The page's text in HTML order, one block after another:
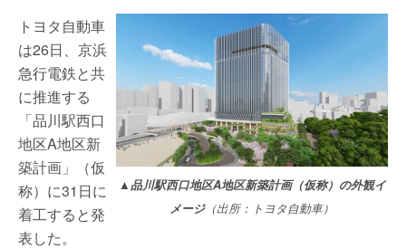
▲品川駅西口地区A地区新築計画（仮称）の外観イ
メージ（出所：トヨタ自動車）
トヨタ自動車
は26日、京浜
急行電鉄と共
に推進する
「品川駅西口
地区A地区新
築計画」（仮
称）に31日に
着工すると発
表した。